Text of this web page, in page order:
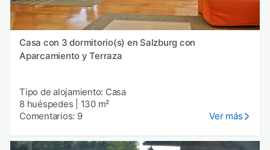
Casa con 3 dormitorio(s) en Salzburg con
Aparcamiento y Terraza
Tipo de alojamiento: Casa
8 huéspedes
130 m²
Comentarios: 9
Ver más